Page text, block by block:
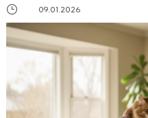
}
09.01.2026